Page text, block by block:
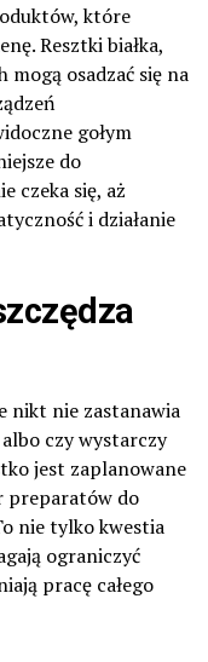
które
Resztki białka,
mogą osadzać się na
gołym
do
czeka się, aż
i działanie
nikt nie zastanawia
czy wystarczy
jest zaplanowane
preparatów do
nie tylko kwestia
ograniczyć
pracę całego